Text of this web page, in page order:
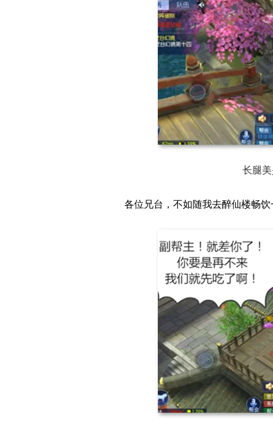
长腿
各位兄台，不如随我去醉仙楼畅